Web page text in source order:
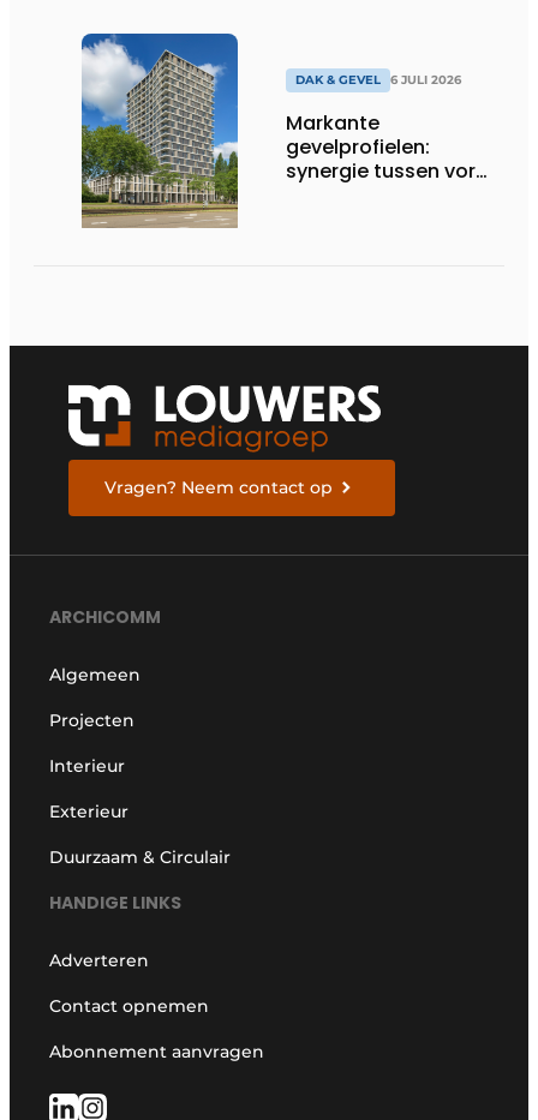
DAK & GEVEL 6 JULI 2026
Markante
gevelprofielen:
synergie tussen vorm
Vragen? Neem contact op
ARCHICOMM
Algemeen
Projecten
Interieur
Exterieur
Duurzaam & Circulair
HANDIGE LINKS
Adverteren
Contact opnemen
Abonnement aanvragen